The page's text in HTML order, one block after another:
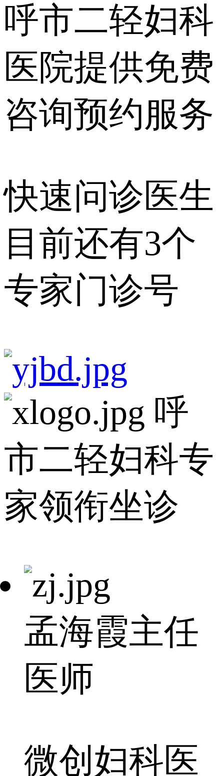
呼市二轻妇科
医院提供免费
咨询预约服务
快速问诊医生
目前还有3个
专家门诊号
呼
市二轻妇科专
家领衔坐诊
孟海霞主任
医师
微创妇科医